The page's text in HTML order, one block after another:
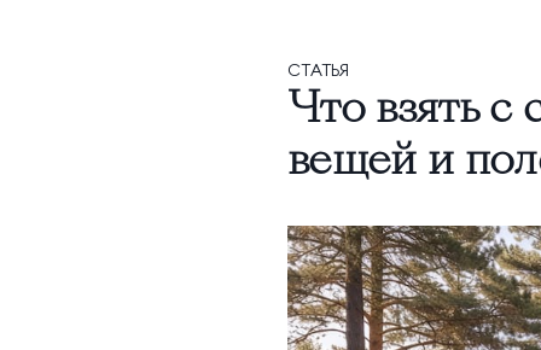
СТАТЬЯ
Что взять с
вещей и
Ресторан КОСМО
Тематические парки
Научная деятельность